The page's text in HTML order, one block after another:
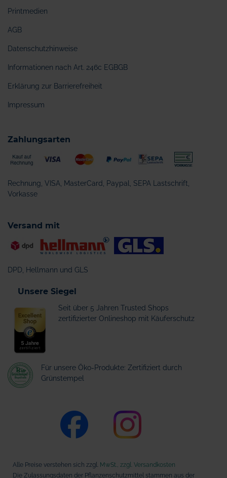
Printmedien
AGB
Datenschutzhinweise
Informationen nach Art. 246c EGBGB
Erklärung zur Barrierefreiheit
Impressum
Zahlungsarten
Rechnung, VISA, MasterCard, Paypal, SEPA Lastschrift,
Vorkasse
Versand mit
DPD, Hellmann und GLS
Unsere Siegel
Seit über 5 Jahren Trusted Shops
zertifizierter Onlineshop mit Käuferschutz
Für unsere Öko-Produkte: Zertifiziert durch
Grünstempel
Alle Preise verstehen sich zzgl. MwSt., zzgl. Versandkosten
Die Zulassungsdaten der Pflanzenschutzmittel stammen aus der